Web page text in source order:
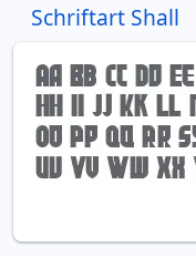
Schriftart Shall